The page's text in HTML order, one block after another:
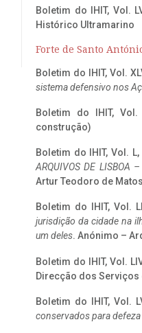
Boletim do IHIT, Vol.
Histórico Ultramarino
Forte de Santo
Boletim do IHIT, Vol.
sistema defensivo nos
Boletim do IHIT,
construção)
Boletim do IHIT, Vol. L,
ARQUIVOS DE LISBOA –
Artur Teodoro de
Boletim do IHIT, Vol.
jurisdição da cidade na
um deles. Anónimo –
Boletim do IHIT, Vol.
Direcção dos Serviços
Boletim do IHIT, Vol.
conservados para